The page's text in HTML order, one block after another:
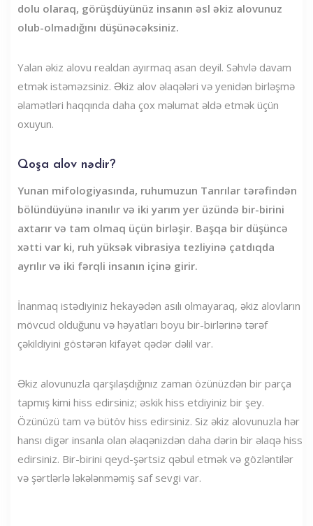
dolu olaraq, görüşdüyünüz insanın əsl əkiz alovunuz
olub-olmadığını düşünəcəksiniz.
Yalan əkiz alovu realdan ayırmaq asan deyil. Səhvlə davam
etmək istəməzsiniz. Əkiz alov əlaqələri və yenidən birləşmə
əlamətləri haqqında daha çox məlumat əldə etmək üçün
oxuyun.
Qoşa alov nədir?
Yunan mifologiyasında, ruhumuzun Tanrılar tərəfindən
bölündüyünə inanılır və iki yarım yer üzündə bir-birini
axtarır və tam olmaq üçün birləşir. Başqa bir düşüncə
xətti var ki, ruh yüksək vibrasiya tezliyinə çatdıqda
ayrılır və iki fərqli insanın içinə girir.
İnanmaq istədiyiniz hekayədən asılı olmayaraq, əkiz alovların
mövcud olduğunu və həyatları boyu bir-birlərinə tərəf
çəkildiyini göstərən kifayət qədər dəlil var.
Əkiz alovunuzla qarşılaşdığınız zaman özünüzdən bir parça
tapmış kimi hiss edirsiniz; əskik hiss etdiyiniz bir şey.
Özünüzü tam və bütöv hiss edirsiniz. Siz əkiz alovunuzla hər
hansı digər insanla olan əlaqənizdən daha dərin bir əlaqə hiss
edirsiniz. Bir-birini qeyd-şərtsiz qəbul etmək və gözləntilər
və şərtlərlə ləkələnməmiş saf sevgi var.